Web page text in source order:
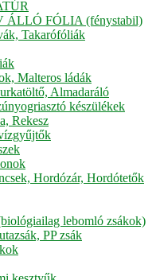
ÁLLÓ FÓLIA (fénystabil)
Takarófóliák
Malteros ládák
Almadaráló
készülékek
Rekesz
Hordózár, Hordótetők
lebomló zsákok)
PP zsák